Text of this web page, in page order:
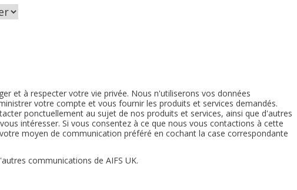
et à respecter votre vie privée. Nous n'utiliserons vos données
votre compte et vous fournir les produits et services demandés.
ponctuellement au sujet de nos produits et services, ainsi que d'autres
intéresser. Si vous consentez à ce que nous vous contactions à cette
moyen de communication préféré en cochant la case correspondante
communications de AIFS UK.